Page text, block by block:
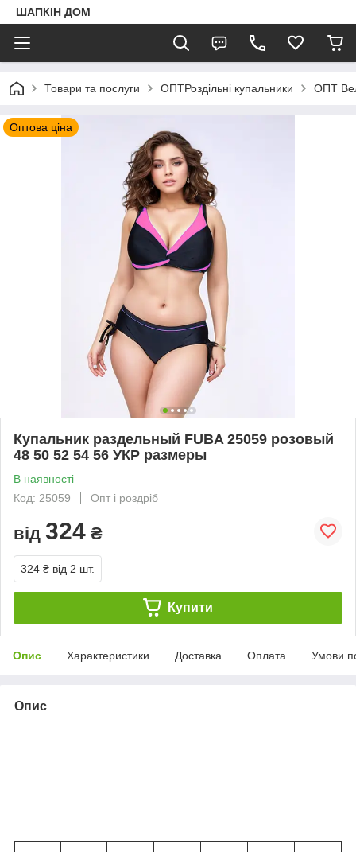
ШАПКIН ДОМ
Товари та послуги ОПТРоздільні купальники ОПТ
Оптова ціна
Купальник раздельный FUBA 25059 розовый
48 50 52 54 56 УКР размеры
В наявності
Код: 25059
Опт і роздріб
від 324 ₴
324 ₴ від 2 шт.
Купити
Опис Характеристики Доставка Оплата Умови
Опис